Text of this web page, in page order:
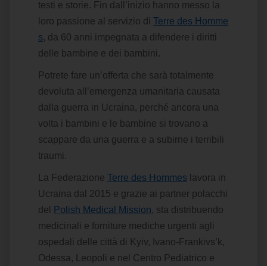
testi e storie. Fin dall’inizio hanno messo la
loro passione al servizio di Terre des Homme
s, da 60 anni impegnata a difendere i diritti
delle bambine e dei bambini.
Potrete fare un’offerta che sarà totalmente
devoluta all’emergenza umanitaria causata
dalla guerra in Ucraina, perché ancora una
volta i bambini e le bambine si trovano a
scappare da una guerra e a subirne i terribili
traumi.
La Federazione Terre des Hommes lavora in
Ucraina dal 2015 e grazie ai partner polacchi
del
Polish Medical Mission, sta distribuendo
medicinali e forniture mediche urgenti agli
ospedali delle città di Kyiv, Ivano-Frankivs’k,
Odessa, Leopoli e nel Centro Pediatrico e